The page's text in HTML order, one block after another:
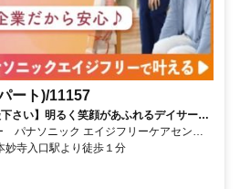
ート)/11157
さい】明るく笑顔があふれるデイサービ
ます。自動車通勤も可能です（台数に制
パナソニック エイジフリーケアセンタ
妙寺入口駅より徒歩１分